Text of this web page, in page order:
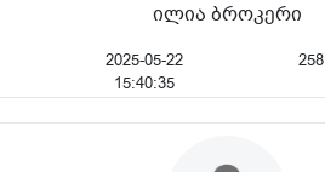
ილია ბროკერი
2025-05-22
15:40:35
258